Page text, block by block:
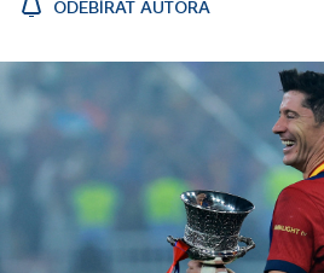
ODEBÍRAT AUTORA